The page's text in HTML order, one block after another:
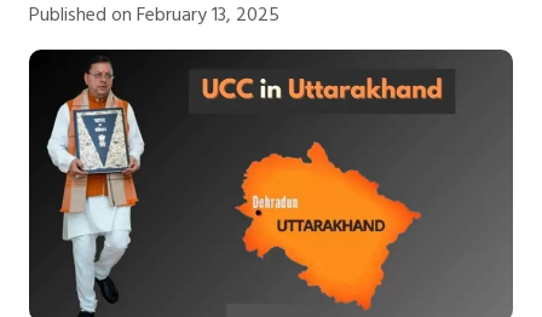
Published on February 13, 2025